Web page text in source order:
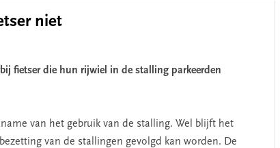
niet
fietser die hun rijwiel in de stalling parkeerden
van het gebruik van de stalling. Wel blijft het
van de stallingen gevolgd kan worden. De